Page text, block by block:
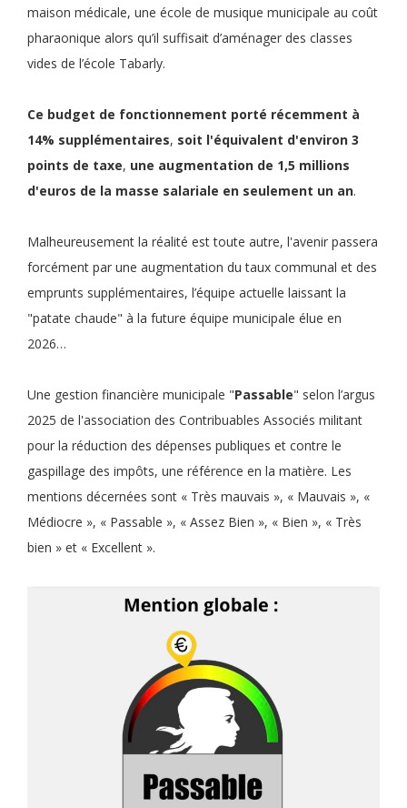
maison médicale, une école de musique municipale au coût
pharaonique alors qu’il suffisait d’aménager des classes
vides de l’école Tabarly.
Ce budget de fonctionnement porté récemment à
14% supplémentaires, soit l'équivalent d'environ 3
points de taxe, une augmentation de 1,5 millions
d'euros de la masse salariale en seulement un an.
Malheureusement la réalité est toute autre, l'avenir passera
forcément par une augmentation du taux communal et des
emprunts supplémentaires, l’équipe actuelle laissant la
"patate chaude" à la future équipe municipale élue en
2026…
Une gestion financière municipale "Passable" selon l’argus
2025 de l'association des Contribuables Associés militant
pour la réduction des dépenses publiques et contre le
gaspillage des impôts, une référence en la matière. Les
mentions décernées sont « Très mauvais », « Mauvais », «
Médiocre », « Passable », « Assez Bien », « Bien », « Très
bien » et « Excellent ».